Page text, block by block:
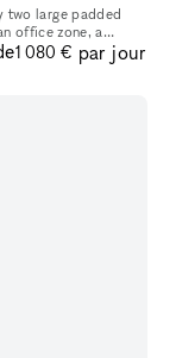
two large padded
office zone, a
is furnish
1 080 € par jour